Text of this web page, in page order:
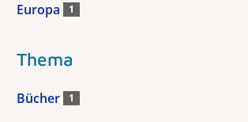
Europa 1
Thema
Bücher 1